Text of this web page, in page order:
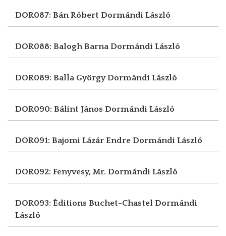
DOR087: Bán Róbert Dormándi László
DOR088: Balogh BarnaDormándi László
DOR089: Balla GyörgyDormándi László
DOR090: Bálint János Dormándi László
DOR091: Bajomi Lázár Endre Dormándi László
DOR092: Fenyvesy, Mr. Dormándi László
DOR093: Éditions Buchet-Chastel Dormándi
László